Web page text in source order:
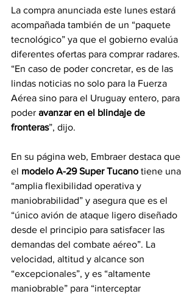
La compra anunciada este lunes estará
acompañada también de un “paquete
tecnológico” ya que el gobierno evalúa
diferentes ofertas para comprar radares.
“En caso de poder concretar, es de las
lindas noticias no solo para la Fuerza
Aérea sino para el Uruguay entero, para
poder avanzar en el blindaje de
fronteras”, dijo.
En su página web, Embraer destaca que
el modelo A-29 Super Tucano tiene una
“amplia flexibilidad operativa y
maniobrabilidad” y asegura que es el
“único avión de ataque ligero diseñado
desde el principio para satisfacer las
demandas del combate aéreo”. La
velocidad, altitud y alcance son
“excepcionales”, y es “altamente
maniobrable” para “interceptar